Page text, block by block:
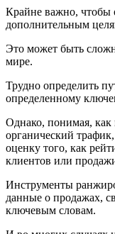
Крайне важно, чтобы
дополнительным
Это может быть
мире.
Трудно определить
определенному
Однако, понимая, как
органический
оценку того, как
клиентов или
Инструменты
данные о продажах,
ключевым словам.